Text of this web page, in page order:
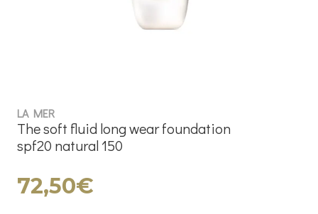
LA MER
The soft fluid long wear foundation
spf20 natural 150
72,50€